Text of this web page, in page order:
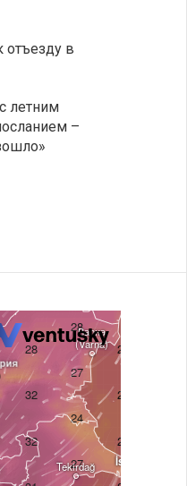
отъезду в
летним
–